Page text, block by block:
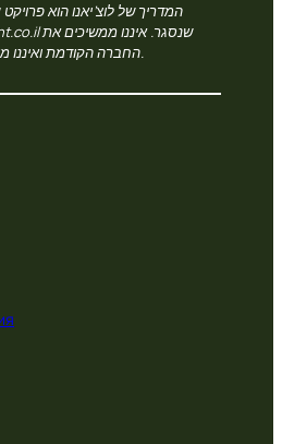
המדריך של לוצ’יאנו הוא
החברה הקודמת ואיננו מוכרים ריהוט.